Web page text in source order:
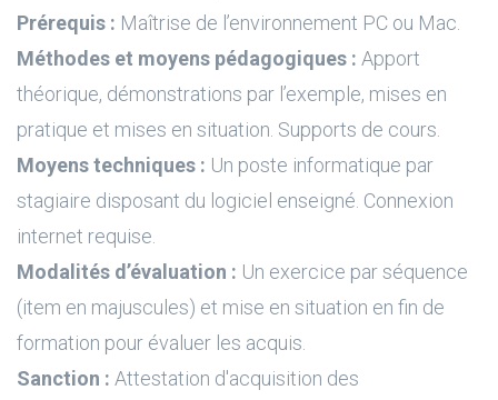
Prérequis : Maîtrise de l’environnement PC ou Mac.
Méthodes et moyens pédagogiques : Apport
théorique, démonstrations par l’exemple, mises en
pratique et mises en situation. Supports de cours.
Moyens techniques : Un poste informatique par
stagiaire disposant du logiciel enseigné. Connexion
internet requise.
Modalités d’évaluation : Un exercice par séquence
(item en majuscules) et mise en situation en fin de
formation pour évaluer les acquis.
Sanction : Attestation d'acquisition des